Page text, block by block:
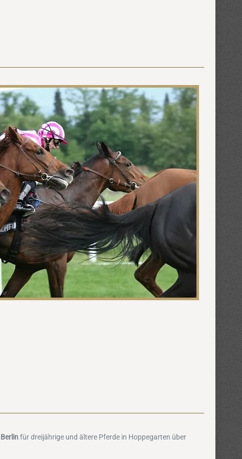
für dreijährige und ältere Pferde in Hoppegarten über